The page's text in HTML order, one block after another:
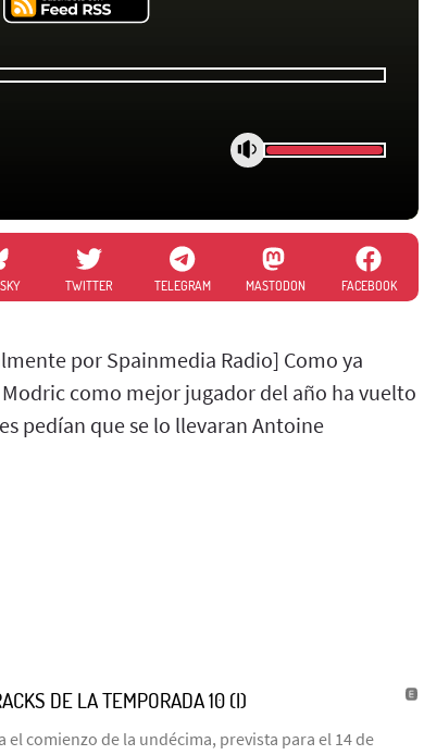
TWITTER TELEGRAM MASTODON FACEBOOK
por Spainmedia Radio] Como ya
como mejor jugador del año ha vuelto
pedían que se lo llevaran Antoine
DE LA TEMPORADA 10 (I)
el comienzo de la undécima, prevista para el 14 de